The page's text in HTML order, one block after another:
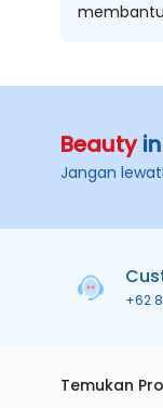
Beautyin
Jangan
+62
Temukan